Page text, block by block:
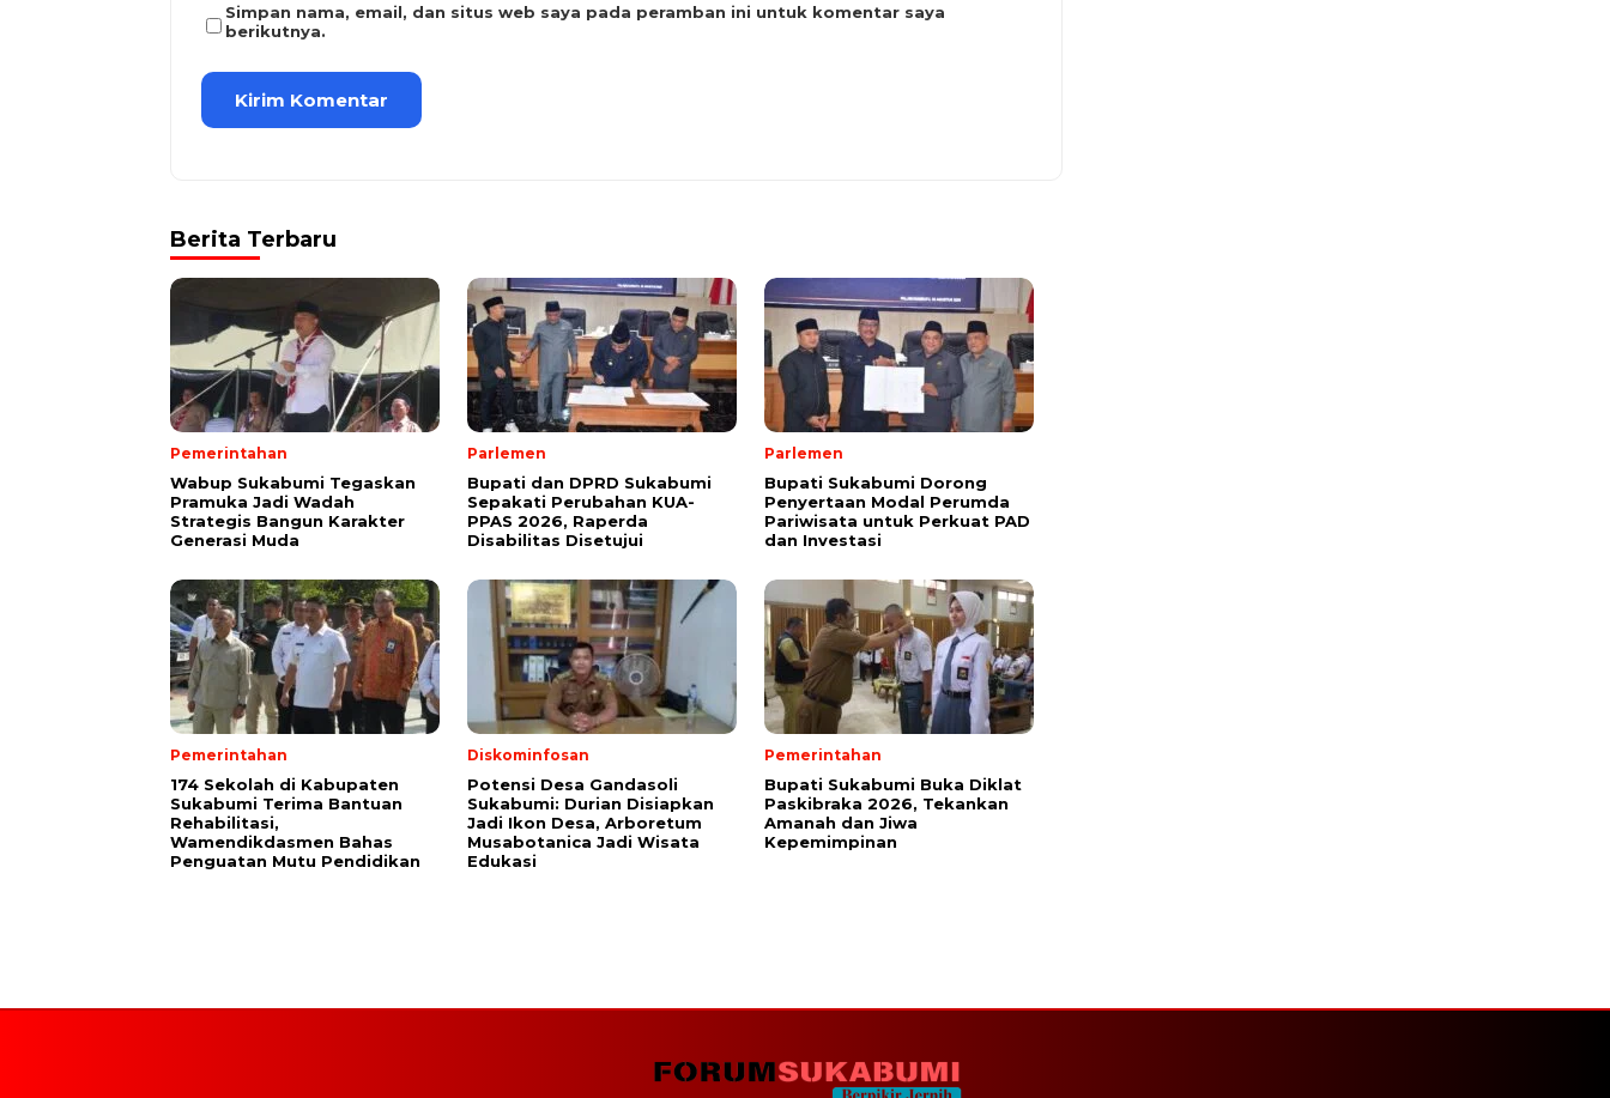
Simpan nama, email, dan situs web saya pada peramban ini untuk komentar saya
berikutnya.
Berita Terbaru
Pemerintahan
Wabup Sukabumi Tegaskan
Pramuka Jadi Wadah
Strategis Bangun Karakter
Generasi Muda
Parlemen
Bupati dan DPRD Sukabumi
Sepakati Perubahan KUA-
PPAS 2026, Raperda
Disabilitas Disetujui
Parlemen
Bupati Sukabumi Dorong
Penyertaan Modal Perumda
Pariwisata untuk Perkuat PAD
dan Investasi
Pemerintahan
174 Sekolah di Kabupaten
Sukabumi Terima Bantuan
Rehabilitasi,
Wamendikdasmen Bahas
Penguatan Mutu Pendidikan
Diskominfosan
Potensi Desa Gandasoli
Sukabumi: Durian Disiapkan
Jadi Ikon Desa, Arboretum
Musabotanica Jadi Wisata
Edukasi
Pemerintahan
Bupati Sukabumi Buka Diklat
Paskibraka 2026, Tekankan
Amanah dan Jiwa
Kepemimpinan